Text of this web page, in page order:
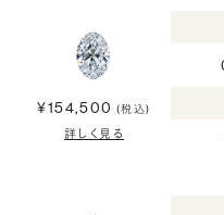
¥154,500 (税込)
詳しく見る